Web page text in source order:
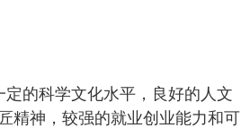
的科学文化水平，良好的人文
精神，较强的就业创业能力和可